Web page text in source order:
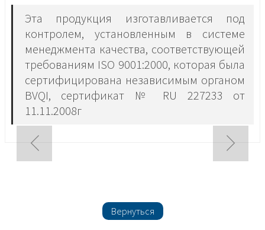
Эта продукция изготавливается под
контролем, установленным в системе
менеджмента качества, соответствующей
требованиям ISO 9001:2000, которая была
сертифицирована независимым органом
BVQI, сертификат № RU 227233 от
11.11.2008г
Вернуться